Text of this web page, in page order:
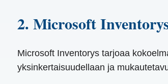
2. Microsoft
Microsoft Inventorys tarjoaa
yksinkertaisuudellaan ja